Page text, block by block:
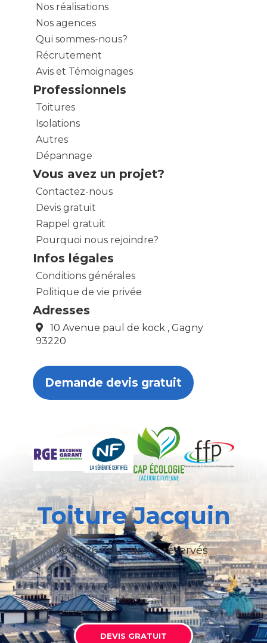
Nos réalisations
Nos agences
Qui sommes-nous?
Récrutement
Avis et Témoignages
Professionnels
Toitures
Isolations
Autres
Dépannage
Vous avez un projet?
Contactez-nous
Devis gratuit
Rappel gratuit
Pourquoi nous rejoindre?
Infos légales
Conditions générales
Politique de vie privée
Adresses
10 Avenue paul de kock , Gagny
93220
Demande devis gratuit
Toiture Jacquin
© 2026 Tous droits réservés
DEVIS GRATUIT